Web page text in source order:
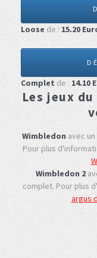
Loose de : 15.20
Complet de : 14.10
Les jeux
Wimbledon avec
Pour plus
Wimbledon 2
complet. Pour plus
argus